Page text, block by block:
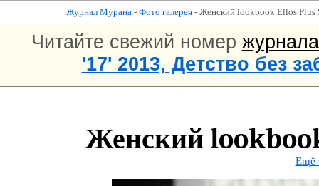
Журнал Мурана - Фото галерея - Женский lookbook Ellos Plus
Читайте свежий номер
'17' 2013, Детство без
Женский
Ещё